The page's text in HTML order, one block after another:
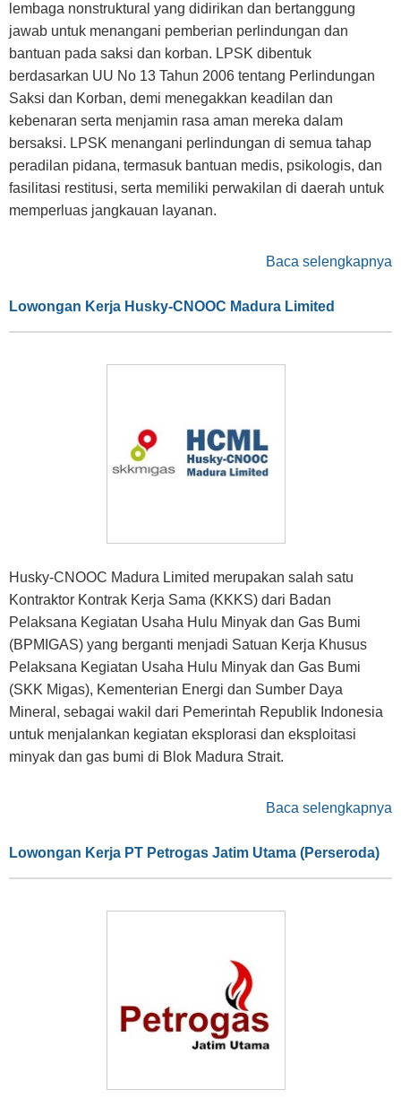
lembaga nonstruktural yang didirikan dan bertanggung
jawab untuk menangani pemberian perlindungan dan
bantuan pada saksi dan korban. LPSK dibentuk
berdasarkan UU No 13 Tahun 2006 tentang Perlindungan
Saksi dan Korban, demi menegakkan keadilan dan
kebenaran serta menjamin rasa aman mereka dalam
bersaksi. LPSK menangani perlindungan di semua tahap
peradilan pidana, termasuk bantuan medis, psikologis, dan
fasilitasi restitusi, serta memiliki perwakilan di daerah untuk
memperluas jangkauan layanan.
Baca selengkapnya
Lowongan Kerja Husky-CNOOC Madura Limited
Husky-CNOOC Madura Limited merupakan salah satu
Kontraktor Kontrak Kerja Sama (KKKS) dari Badan
Pelaksana Kegiatan Usaha Hulu Minyak dan Gas Bumi
(BPMIGAS) yang berganti menjadi Satuan Kerja Khusus
Pelaksana Kegiatan Usaha Hulu Minyak dan Gas Bumi
(SKK Migas), Kementerian Energi dan Sumber Daya
Mineral, sebagai wakil dari Pemerintah Republik Indonesia
untuk menjalankan kegiatan eksplorasi dan eksploitasi
minyak dan gas bumi di Blok Madura Strait.
Baca selengkapnya
Lowongan Kerja PT Petrogas Jatim Utama (Perseroda)